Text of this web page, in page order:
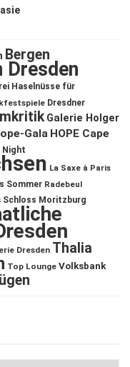
Bergen
Dresden
Haselnüsse für
Dresdner
Galerie Holger
Gala HOPE Cape
Night
La Saxe à Paris
Sommer Radebeul
Schloss Moritzburg
Dresden Thalia
Top Lounge Volksbank